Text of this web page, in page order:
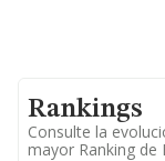
Rankings
Consulte la
mayor Ranking de